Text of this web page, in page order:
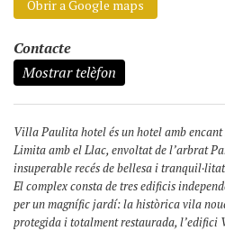
Obrir a Google maps
Contacte
Mostrar telèfon
Villa Paulita hotel és un hotel amb
Limita amb el Llac, envoltat de l’arbrat
insuperable recés de bellesa i
El complex consta de tres edificis
per un magnífic jardí: la històrica vila
protegida i totalment restaurada, l’edifici